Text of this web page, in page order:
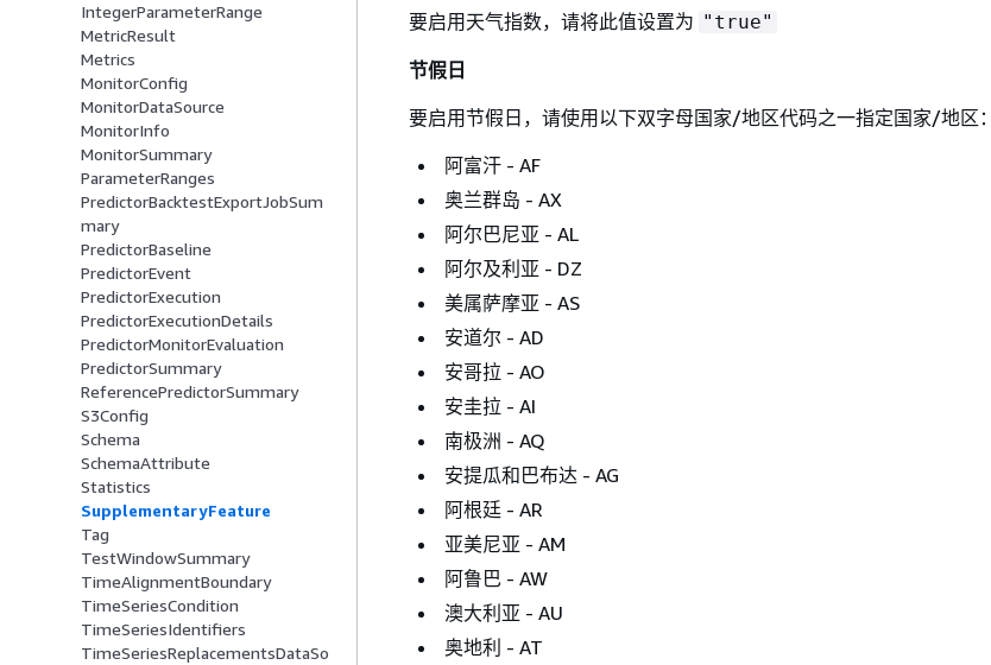
IntegerParameterRange
MetricResult
Metrics
MonitorConfig
MonitorDataSource
MonitorInfo
MonitorSummary
ParameterRanges
PredictorBacktestExportJobSum
mary
PredictorBaseline
PredictorEvent
PredictorExecution
PredictorExecutionDetails
PredictorMonitorEvaluation
PredictorSummary
ReferencePredictorSummary
S3Config
Schema
SchemaAttribute
Statistics
SupplementaryFeature
Tag
TestWindowSummary
TimeAlignmentBoundary
TimeSeriesCondition
TimeSeriesIdentifiers
TimeSeriesReplacementsDataSo
要启用天气指数，请将此值设置为 "true"
节假日
要启用节假日，请使用以下双字母国家/地区代码之一指定国家/地区：
阿富汗 - AF
奥兰群岛 - AX
阿尔巴尼亚 - AL
阿尔及利亚 - DZ
美属萨摩亚 - AS
安道尔 - AD
安哥拉 - AO
安圭拉 - AI
南极洲 - AQ
安提瓜和巴布达 - AG
阿根廷 - AR
亚美尼亚 - AM
阿鲁巴 - AW
澳大利亚 - AU
奥地利 - AT